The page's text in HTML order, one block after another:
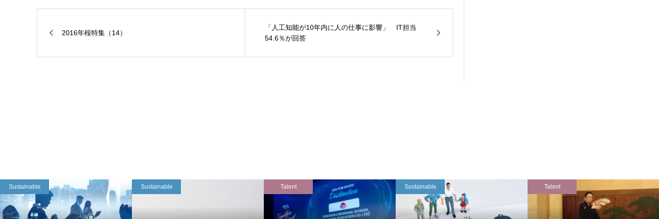
2016年桜特集（14）
「人工知能が10年内に人の仕事に影響」 IT担当
54.6％が回答
Sustainable Sustainable Talent Sustainable Talent